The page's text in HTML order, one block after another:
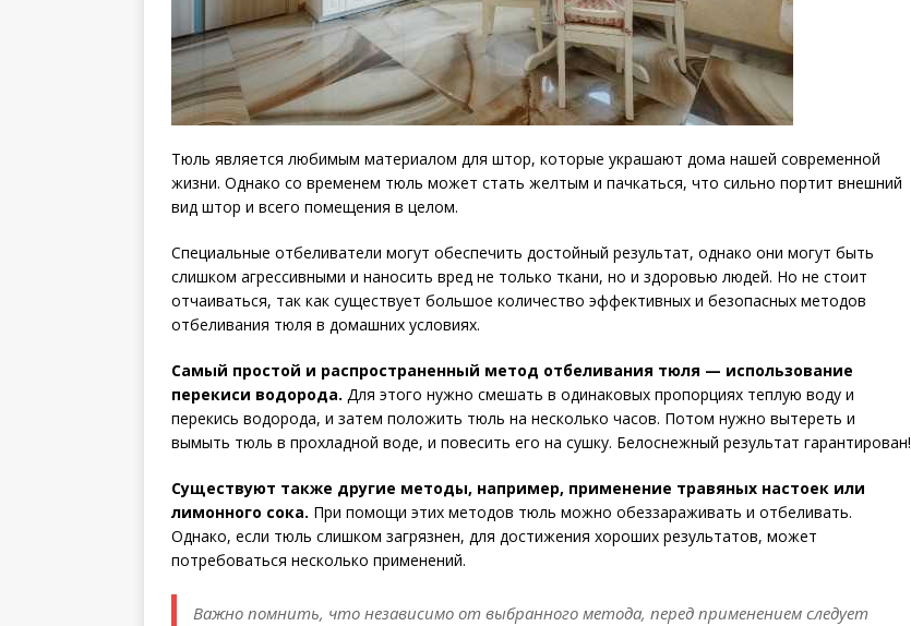
Тюль является любимым материалом для штор, которые украшают дома нашей современной
жизни. Однако со временем тюль может стать желтым и пачкаться, что сильно портит внешний
вид штор и всего помещения в целом.
Специальные отбеливатели могут обеспечить достойный результат, однако они могут быть
слишком агрессивными и наносить вред не только ткани, но и здоровью людей. Но не стоит
отчаиваться, так как существует большое количество эффективных и безопасных методов
отбеливания тюля в домашних условиях.
Самый простой и распространенный метод отбеливания тюля — использование
перекиси водорода. Для этого нужно смешать в одинаковых пропорциях теплую воду и
перекись водорода, и затем положить тюль на несколько часов. Потом нужно вытереть и
вымыть тюль в прохладной воде, и повесить его на сушку. Белоснежный результат гарантирован!
Существуют также другие методы, например, применение травяных настоек или
лимонного сока. При помощи этих методов тюль можно обеззараживать и отбеливать.
Однако, если тюль слишком загрязнен, для достижения хороших результатов, может
потребоваться несколько применений.
Важно помнить, что независимо от выбранного метода, перед применением следует